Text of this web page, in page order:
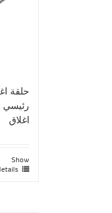
حلقة
اغلاق
Show